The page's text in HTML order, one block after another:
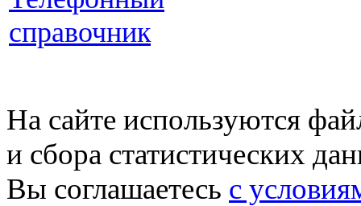
справочник
На сайте используются
и сбора статистических
Вы соглашаетесь с